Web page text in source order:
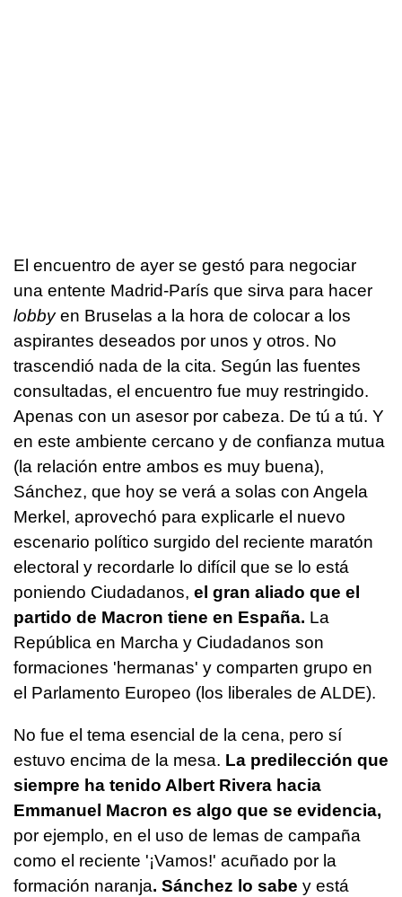
El encuentro de ayer se gestó para negociar
una entente Madrid-París que sirva para hacer
lobbyen Bruselas a la hora de colocar a los
aspirantes deseados por unos y otros. No
trascendió nada de la cita. Según las fuentes
consultadas, el encuentro fue muy restringido.
Apenas con un asesor por cabeza. De tú a tú. Y
en este ambiente cercano y de confianza mutua
(la relación entre ambos es muy buena),
Sánchez, que hoy se verá a solas con Angela
Merkel, aprovechó para explicarle el nuevo
escenario político surgido del reciente maratón
electoral y recordarle lo difícil que se lo está
poniendo Ciudadanos, el gran aliado que el
partido de Macron tiene en España. La
República en Marcha y Ciudadanos son
formaciones 'hermanas' y comparten grupo en
el Parlamento Europeo (los liberales de ALDE).
No fue el tema esencial de la cena, pero sí
estuvo encima de la mesa. La predilección que
siempre ha tenido Albert Rivera hacia
Emmanuel Macron es algo que se evidencia,
por ejemplo, en el uso de lemas de campaña
como el reciente '¡Vamos!' acuñado por la
formación naranja. Sánchez lo sabe y está